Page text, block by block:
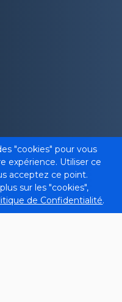
"cookies" pour vous
expérience. Utiliser ce
acceptez ce point.
sur les "cookies",
de Confidentialité.